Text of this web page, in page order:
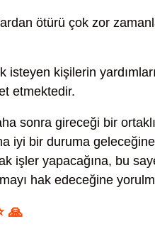
ötürü çok zor
isteyen kişilerin
etmektedir.
sonra gireceği bir
iyi bir duruma
işler yapacağına, bu
hak edeceğine
🙏